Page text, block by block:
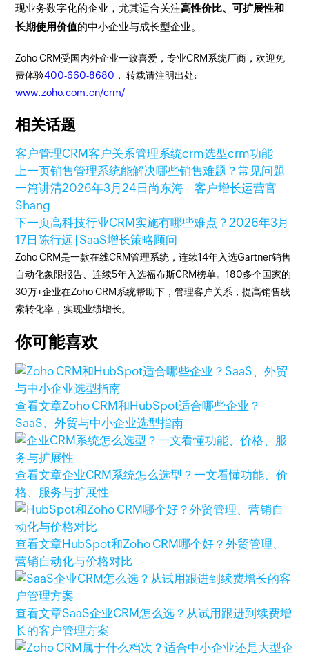
现业务数字化的企业，尤其适合关注高性价比、可扩展性和
长期使用价值的中小企业与成长型企业。
Zoho CRM受国内外企业一致喜爱，专业CRM系统厂商，欢迎免
费体验400-660-8680 ， 转载请注明出处:
www.zoho.com.cn/crm/
相关话题
客户管理CRM客户关系管理系统crm选型crm功能
上一页销售管理系统能解决哪些销售难题？常见问题
一篇讲清2026年3月24日 尚东海—客户增长运营官
Shang
下一页高科技行业CRM实施有哪些难点？2026年3月
17日 陈行远 | SaaS增长策略顾问
Zoho CRM是一款在线CRM管理系统，连续14年入选Gartner销售
自动化象限报告、连续5年入选福布斯CRM榜单。180多个国家的
30万+企业在Zoho CRM系统帮助下，管理客户关系，提高销售线
索转化率，实现业绩增长。
你可能喜欢
查看文章Zoho CRM和HubSpot适合哪些企业？
SaaS、外贸与中小企业选型指南
查看文章企业CRM系统怎么选型？一文看懂功能、价
格、服务与扩展性
查看文章HubSpot和Zoho CRM哪个好？外贸管理、
营销自动化与价格对比
查看文章SaaS企业CRM怎么选？从试用跟进到续费增
长的客户管理方案